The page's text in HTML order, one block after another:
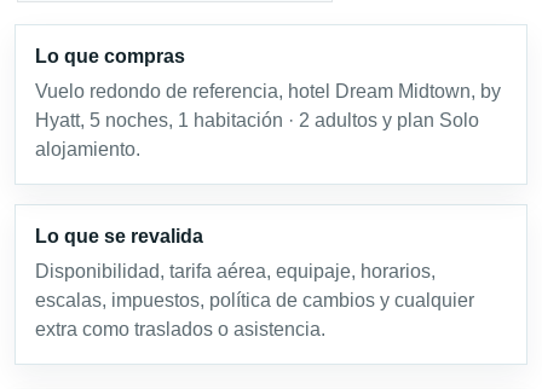
Lo que compras
Vuelo redondo de referencia, hotel Dream Midtown, by
Hyatt, 5 noches, 1 habitación · 2 adultos y plan Solo
alojamiento.
Lo que se revalida
Disponibilidad, tarifa aérea, equipaje, horarios,
escalas, impuestos, política de cambios y cualquier
extra como traslados o asistencia.